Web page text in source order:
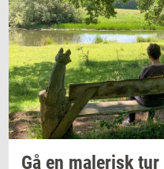
Gå en ma­le­risktur